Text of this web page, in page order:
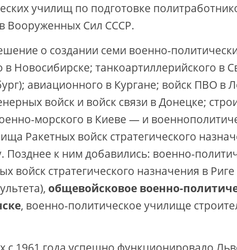
училищ по подготовке
Вооруженных Сил СССР.
о создании семи военно-
Новосибирске; танко­артиллерийского в
авиационного в Кургане; войск ПВО в
войск и войск связи в Донецке;
­морского в Киеве — и
Ракетных войск стратегического
Позднее к ним добавились: военно-­
войск стратегического назначения в Риге
общевойсковое военно-
, военно-политическое училище